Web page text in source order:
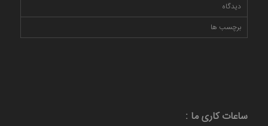
دیدگاه
برچسب ها
ساعات کاری ما :